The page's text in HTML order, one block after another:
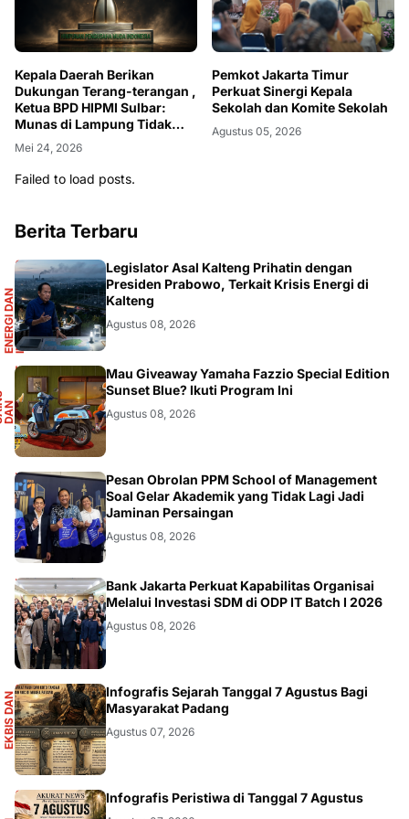
Kepala Daerah Berikan
Dukungan Terang-terangan ,
Ketua BPD HIPMI Sulbar:
Munas di Lampung Tidak
Tepat
Mei 24, 2026
Pemkot Jakarta Timur
Perkuat Sinergi Kepala
Sekolah dan Komite Sekolah
Agustus 05, 2026
Failed to load posts.
Berita Terbaru
E
N
E
R
G
I
D
A
N
I
N
F
R
A
S
T
R
U
K
T
UR
Legislator Asal Kalteng Prihatin dengan
Presiden Prabowo, Terkait Krisis Energi di
Kalteng
Agustus 08, 2026
N
OF
Mau Giveaway Yamaha Fazzio Special Edition
Sunset Blue? Ikuti Program Ini
Agustus 08, 2026
DIKBUDRISTEK
Pesan Obrolan PPM School of Management
Soal Gelar Akademik yang Tidak Lagi Jadi
Jaminan Persaingan
Agustus 08, 2026
DIKBUDRISTEK
Bank Jakarta Perkuat Kapabilitas Organisai
Melalui Investasi SDM di ODP IT Batch I 2026
Agustus 08, 2026
E
K
B
I
S
D
A
N
I
N
F
O
G
R
A
F
IS
Infografis Sejarah Tanggal 7 Agustus Bagi
Masyarakat Padang
Agustus 07, 2026
Infografis Peristiwa di Tanggal 7 Agustus